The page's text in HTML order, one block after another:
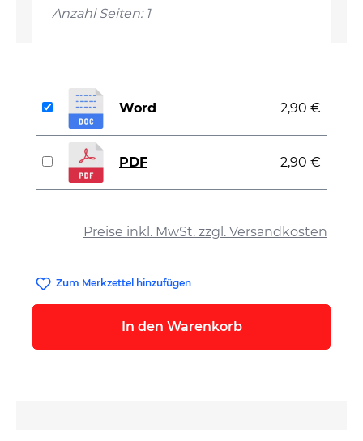
Anzahl Seiten: 1
Preise inkl. MwSt. zzgl. Versandkosten
Word 2,90 €
PDF 2,90 €
Zum Merkzettel hinzufügen
In den Warenkorb